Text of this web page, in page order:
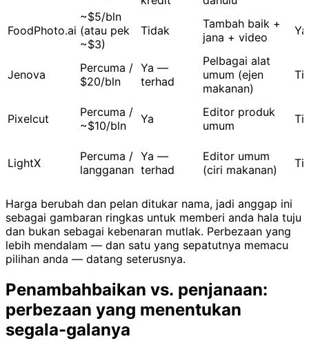
FoodPhoto.ai
~$5/bln
(atau pek
~$3)
Tidak
Tambah baik +
jana + video
Ya
Jenova
Percuma /
$20/bln
Ya —
terhad
Pelbagai alat
umum (ejen
makanan)
Pixelcut
Percuma /
~$10/bln
Ya
Editor produk
umum
LightX
Percuma /
langganan
Ya —
terhad
Editor umum
(ciri makanan)
Harga berubah dan pelan ditukar nama, jadi anggap ini
sebagai gambaran ringkas untuk memberi anda hala tuju
dan bukan sebagai kebenaran mutlak. Perbezaan yang
lebih mendalam — dan satu yang sepatutnya memacu
pilihan anda — datang seterusnya.
Penambahbaikan vs. penjanaan:
perbezaan yang menentukan
segala-galanya